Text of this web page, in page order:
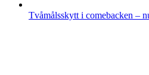
Tvåmålsskytt i comebacken –